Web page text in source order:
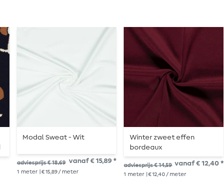
Modal Sweat - Wit
adviesprijs € 18,69 vanaf € 15,89 *
1 meter | € 15,89 / meter
Winter zweet effen
bordeaux
adviesprijs € 14,59 vanaf € 12,40 *
1 meter | € 12,40 / meter